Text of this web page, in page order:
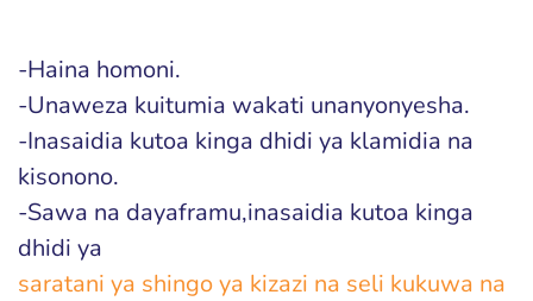
-Haina homoni.
-Unaweza kuitumia wakati unanyonyesha.
-Inasaidia kutoa kinga dhidi ya klamidia na
kisonono.
-Sawa na dayaframu,inasaidia kutoa kinga
dhidi ya
saratani ya shingo ya kizazi na seli kukuwa na